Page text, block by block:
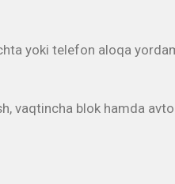
yoki telefon aloqa
vaqtincha blok hamda